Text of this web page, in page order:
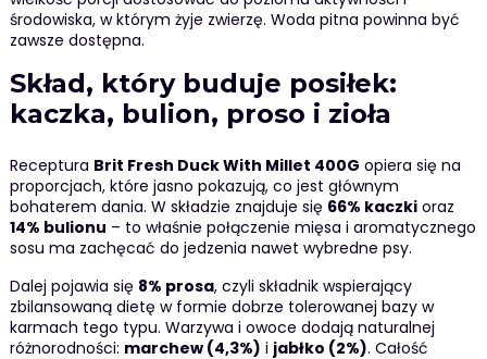
środowiska, w którym żyje zwierzę. Woda pitna powinna być
zawsze dostępna.
Skład, który buduje posiłek:
kaczka, bulion, proso i zioła
Receptura Brit Fresh Duck With Millet 400G opiera się na
proporcjach, które jasno pokazują, co jest głównym
bohaterem dania. W składzie znajduje się 66% kaczkioraz
14% bulionu – to właśnie połączenie mięsa i aromatycznego
sosu ma zachęcać do jedzenia nawet wybredne psy.
Dalej pojawia się 8% prosa, czyli składnik wspierający
zbilansowaną dietę w formie dobrze tolerowanej bazy w
karmach tego typu. Warzywa i owoce dodają naturalnej
różnorodności: marchew (4,3%) i jabłko (2%). Całość